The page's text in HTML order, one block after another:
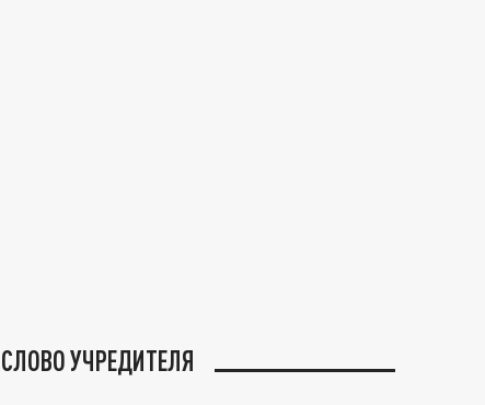
СЛОВО УЧРЕДИТЕЛЯ